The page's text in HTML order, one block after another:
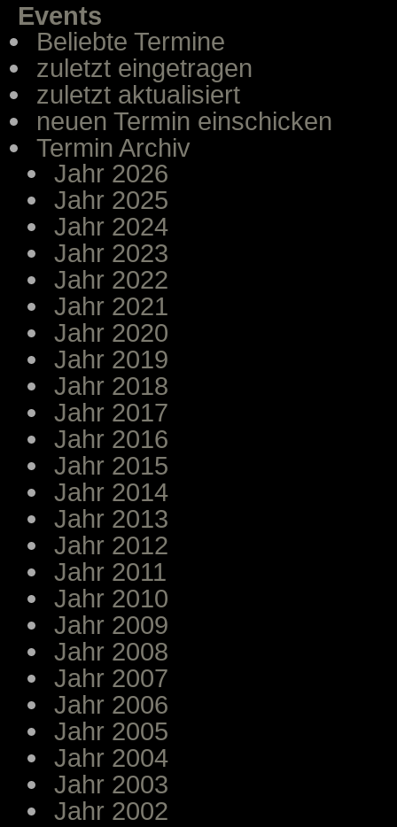
Events
Beliebte Termine
zuletzt eingetragen
zuletzt aktualisiert
neuen Termin einschicken
Termin Archiv
Jahr 2026
Jahr 2025
Jahr 2024
Jahr 2023
Jahr 2022
Jahr 2021
Jahr 2020
Jahr 2019
Jahr 2018
Jahr 2017
Jahr 2016
Jahr 2015
Jahr 2014
Jahr 2013
Jahr 2012
Jahr 2011
Jahr 2010
Jahr 2009
Jahr 2008
Jahr 2007
Jahr 2006
Jahr 2005
Jahr 2004
Jahr 2003
Jahr 2002